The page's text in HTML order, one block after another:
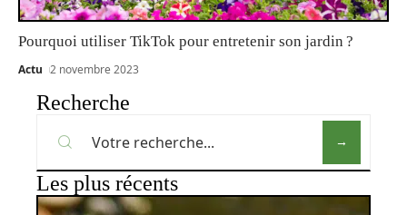
Pourquoi utiliser TikTok pour entretenir son jardin ?
Actu 2 novembre 2023
Recherche
Les plus récents